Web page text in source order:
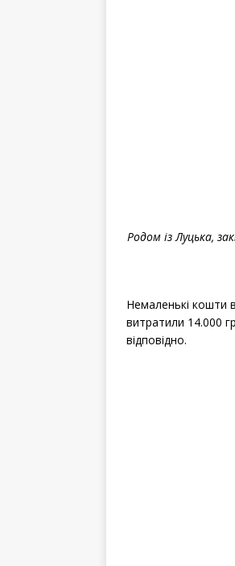
Родом із Луцька,
Немаленькі кошти
витратили 14.000
відповідно.